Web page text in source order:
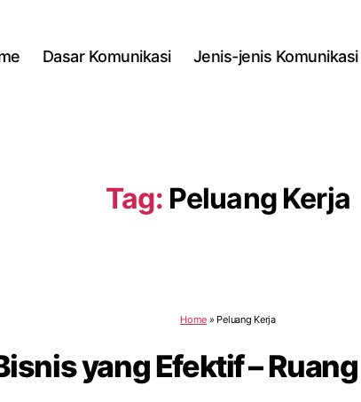
Dasar Komunikasi Jenis-jenis Komunikasi
Tag: Peluang Kerja
Home » Peluang Kerja
yang Efektif –